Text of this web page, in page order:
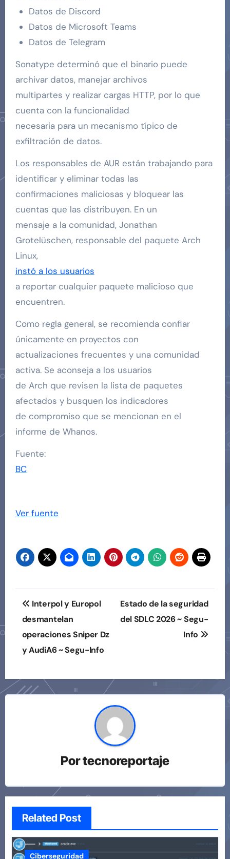
Datos de Discord
Datos de Microsoft Teams
Datos de Telegram
Sonatype determinó que el binario puede
archivar datos, manejar archivos
multipartes y realizar cargas HTTP, por lo que
cuenta con la funcionalidad
necesaria para un mecanismo típico de
exfiltración de datos.
Los responsables de AUR están trabajando para
identificar y eliminar todas las
confirmaciones maliciosas y bloquear las
cuentas que las distribuyen. En un
mensaje a la comunidad, Jonathan
Grotelüschen, responsable del paquete Arch
Linux,
instó a los usuarios
a reportar cualquier paquete malicioso que
encuentren.
Como regla general, se recomienda confiar
únicamente en proyectos con
actualizaciones frecuentes y una comunidad
activa. Se aconseja a los usuarios
de Arch que revisen la lista de paquetes
afectados y busquen los indicadores
de compromiso que se mencionan en el
informe de Whanos.
Fuente:
BC
Ver fuente
Navegación
de
entradas
Interpol y Europol
desmantelan
operaciones Sniper Dz
y AudiA6 ~ Segu-Info
Estado de la seguridad
del SDLC 2026 ~ Segu-
Info
Portecnoreportaje
Related Post
Ciberseguridad